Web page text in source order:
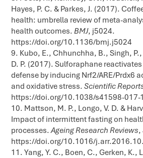
Hayes, P. C. & Parkes, J. (2017).
health: umbrella review of meta-
health outcomes.BMJ, j5024.
https://doi.org/10.1136/bmj.j5024
Kubo, E., Chhunchha, B., Singh,
D. P. (2017). Sulforaphane
defense by inducing Nrf2/ARE/Prdx6
and oxidative stress.Scientific
https://doi.org/10.1038/s41598-017-
Mattson, M. P., Longo, V. D. &
Impact of intermittent fasting on
processes.Ageing Research Reviews,
https://doi.org/10.1016/
Yang, Y. C., Boen, C., Gerken, K.,